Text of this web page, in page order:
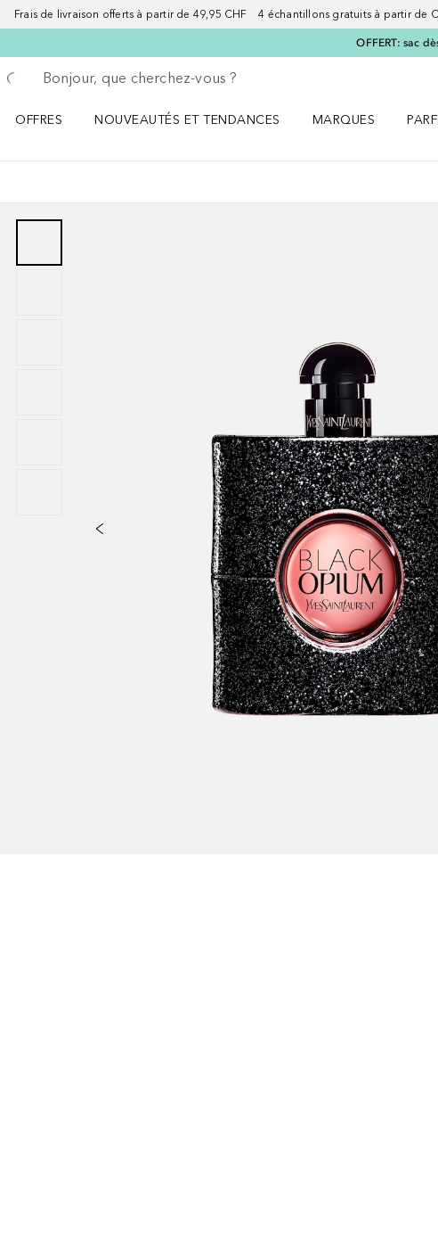
Frais de livraison offerts à partir de 49,95 CHF 4 échantillons gratuits à partir de
OFFERT: sac
Retourner
Exécuter la recherche
OFFRES
NOUVEAUTÉS ET TENDANCES
MARQUES